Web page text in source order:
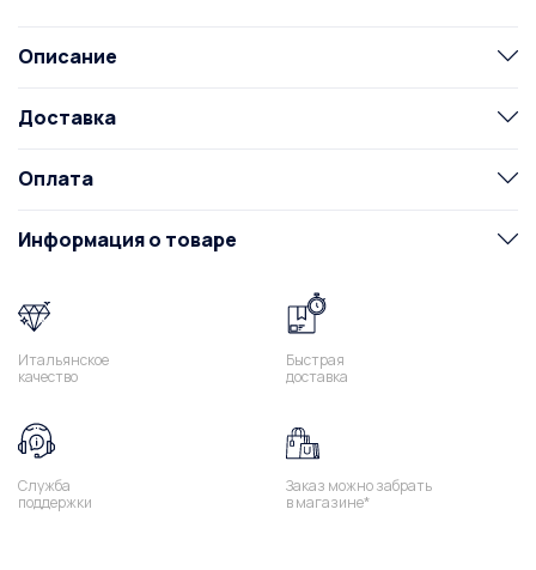
Описание
Доставка
Оплата
Информация о товаре
Итальянское
качество
Быстрая
доставка
Служба
поддержки
Заказ можно забрать
в магазине*